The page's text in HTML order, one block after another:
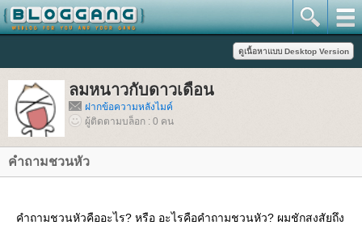
ลมหนาวกับดาวเดือน
ฝากข้อความหลังไมค์
ผู้ติดตามบล็อก : 0 คน
คำถามชวนหัว
คำถามชวนหัวคืออะไร? หรือ อะไรคือคำถามชวนหัว? ผมชักสงสัยถึง